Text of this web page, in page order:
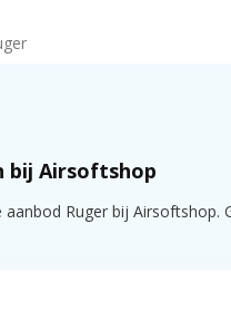
bij Airsoftshop
Ruger bij Airsoftshop.